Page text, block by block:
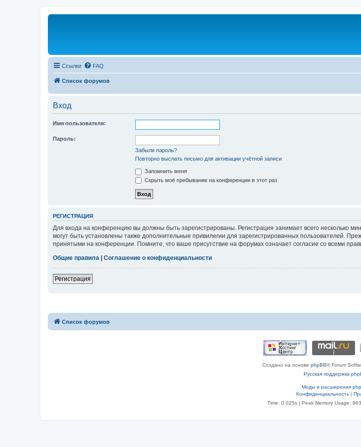
Ссылки FAQ
Список форумов
Вход
Имя пользователя:
Пароль:
Забыли пароль?
Повторно выслать письмо для активации учётной записи
Запомнить меня
Скрыть моё пребывание на конференции в этот раз
РЕГИСТРАЦИЯ
Для входа на конференцию вы должны быть зарегистрированы. Регистрация занимает всего несколько
могут быть установлены также дополнительные привилегии для зарегистрированных пользователей.
принятыми на конференции. Помните, что ваше присутствие на форумах означает согласие со всеми
Общие правила | Соглашение о конфиденциальности
Регистрация
Список форумов
Создано на основе phpBB® Forum
Русская поддержка
Моды и расширения
Конфиденциальность|
Time: 0.025s| Peak Memory Usage: